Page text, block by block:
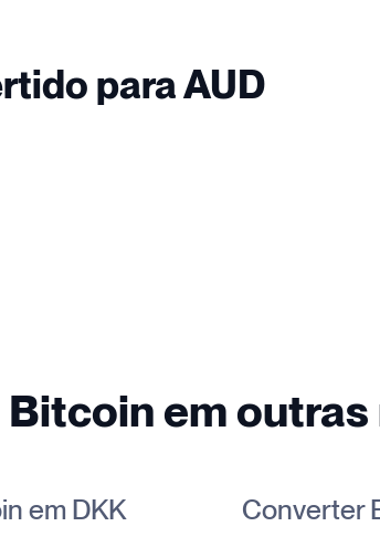
para AUD
em outras
em DKK Converter